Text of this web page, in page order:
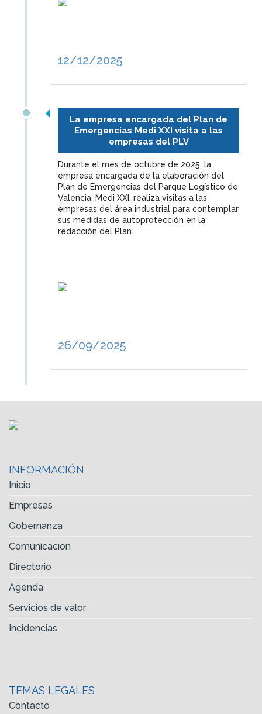
12/12/2025
La empresa encargada del Plan de
Emergencias Medi XXI visita a las
empresas del PLV
Durante el mes de octubre de 2025, la
empresa encargada de la elaboración del
Plan de Emergencias del Parque Logístico de
Valencia, Medi XXI, realiza visitas a las
empresas del área industrial para contemplar
sus medidas de autoprotección en la
redacción del Plan.
26/09/2025
INFORMACIÓN
Inicio
Empresas
Gobernanza
Comunicacion
Directorio
Agenda
Servicios de valor
Incidencias
TEMAS LEGALES
Contacto